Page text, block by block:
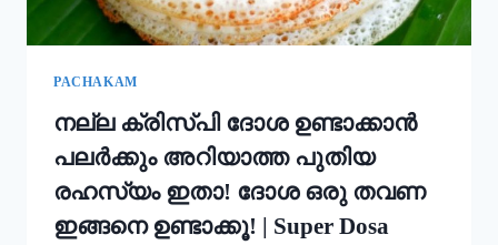
കറി
റെഡി!!
CURRY
RECIPE
PACHAKAM
നല്ല ക്രിസ്‌പി ദോശ ഉണ്ടാക്കാൻ
പലർക്കും അറിയാത്ത പുതിയ
രഹസ്യം ഇതാ! ദോശ ഒരു തവണ
ഇങ്ങനെ ഉണ്ടാക്കൂ! | Super Dosa